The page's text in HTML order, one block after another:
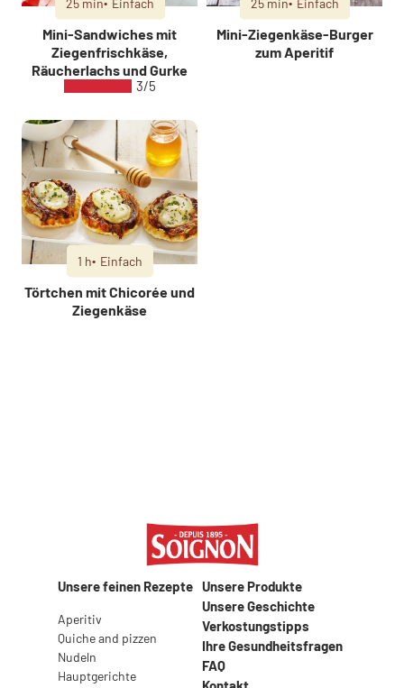
Mini-Sandwiches mit
Ziegenfrischkäse,
Räucherlachs und Gurke
3/5
Mini-Ziegenkäse-Burger
zum Aperitif
1 h Einfach
Törtchen mit Chicorée und
Ziegenkäse
Unsere feinen Rezepte
Aperitiv
Quiche and pizzen
Nudeln
Hauptgerichte
Unsere Produkte
Unsere Geschichte
Verkostungstipps
Ihre Gesundheitsfragen
FAQ